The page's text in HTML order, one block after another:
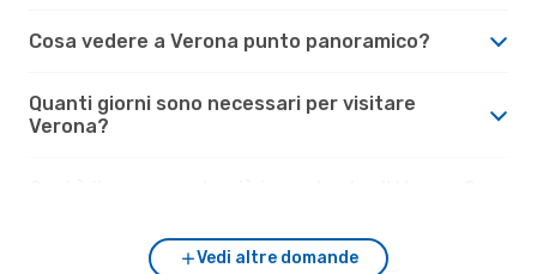
Cosa vedere a Verona punto panoramico?
Quanti giorni sono necessari per visitare
Verona?
Vedi altre domande